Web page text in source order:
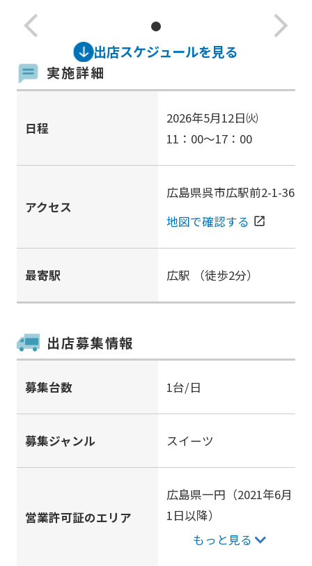
arrow_back_ios_new arrow_forward_ios
出店スケジュールを見る
実施詳細
日程
2026年5月12日㈫
11：00～17：00
アクセス
広島県呉市広駅前2-1-36
地図で確認する open_in_new
最寄駅 広駅 （徒歩2分）
出店募集情報
募集台数 1台/日
募集ジャンル スイーツ
営業許可証のエリア
広島県一円（2021年6月
1日以降）
もっと見る